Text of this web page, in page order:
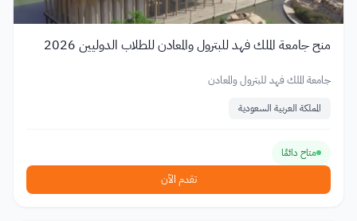
منح جامعة الملك فهد للبترول والمعادن للطلاب الدوليين 2026
جامعة الملك فهد للبترول والمعادن
المملكة العربية السعودية
متاح دائمًا
تقدم الآن